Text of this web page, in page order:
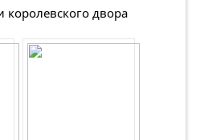
королевского двора